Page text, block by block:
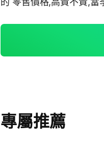
訊 ⛔為避免不必要打擾
日市場擺攤訊息 ⛔夏季
專屬推薦